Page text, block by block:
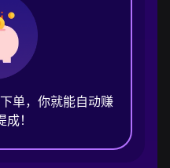
单，你就能自动赚
！